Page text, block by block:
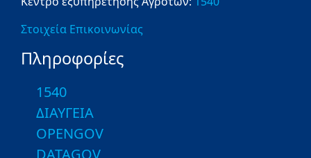
Στοιχεία Επικοινωνίας
Πληροφορίες
1540
ΔΙΑΥΓΕΙΑ
OPENGOV
DATAGOV